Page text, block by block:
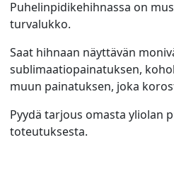
Puhelinpidikehihnassa on
turvalukko.
Saat hihnaan näyttävän
sublimaatiopainatuksen,
muun painatuksen, joka
Pyydä tarjous omasta yliolan
toteutuksesta.